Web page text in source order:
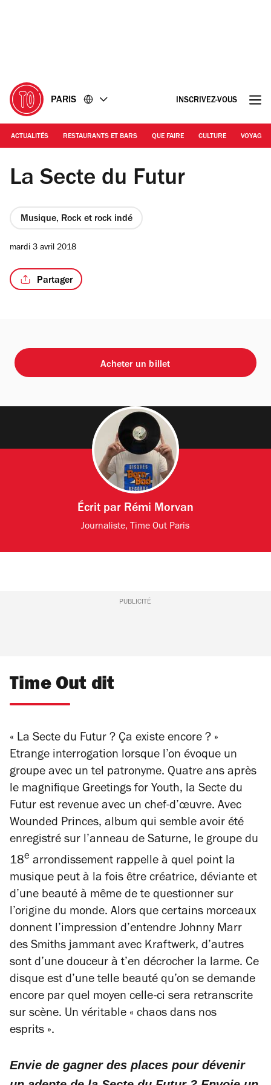
PARIS INSCRIVEZ-VOUS
ACTUALITÉS RESTAURANTS ET BARS QUE FAIRE CULTURE VOYAGE
© DR
La Secte du Futur
Musique, Rock et rock indé
mardi 3 avril 2018
Partager
Acheter un billet
Écrit par Rémi Morvan
Journaliste, Time Out Paris
PUBLICITÉ
Time Out dit
« La Secte du Futur ? Ça existe encore ? »
Etrange interrogation lorsque l’on évoque un
groupe avec un tel patronyme. Quatre ans après
le magnifique Greetings for Youth, la Secte du
Futur est revenue avec un chef-d’œuvre. Avec
Wounded Princes, album qui semble avoir été
enregistré sur l’anneau de Saturne, le groupe du
18e arrondissement rappelle à quel point la
musique peut à la fois être créatrice, déviante et
d’une beauté à même de te questionner sur
l’origine du monde. Alors que certains morceaux
donnent l’impression d’entendre Johnny Marr
des Smiths jammant avec Kraftwerk, d’autres
sont d’une douceur à t’en décrocher la larme. Ce
disque est d’une telle beauté qu’on se demande
encore par quel moyen celle-ci sera retranscrite
sur scène. Un véritable « chaos dans nos
esprits ».
Envie de gagner des places pour dévenir